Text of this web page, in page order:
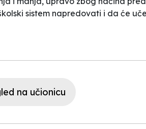
sistem napredovati i da će
na učionicu